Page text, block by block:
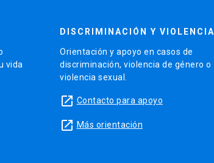
vida
DISCRIMINACIÓN Y VIOLENCIA
Orientación y apoyo en casos de
discriminación, violencia de género o
violencia sexual.
launch Contacto para apoyo
launch Más orientación